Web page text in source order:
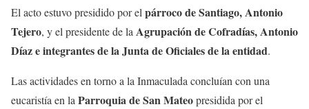
El acto estuvo presidido por el párroco de Santiago, Antonio
Tejero, y el presidente de la Agrupación de Cofradías, Antonio
Díaz e integrantes de la Junta de Oficiales de la entidad.
Las actividades en torno a la Inmaculada concluían con una
eucaristía en la Parroquia de San Mateopresidida por el